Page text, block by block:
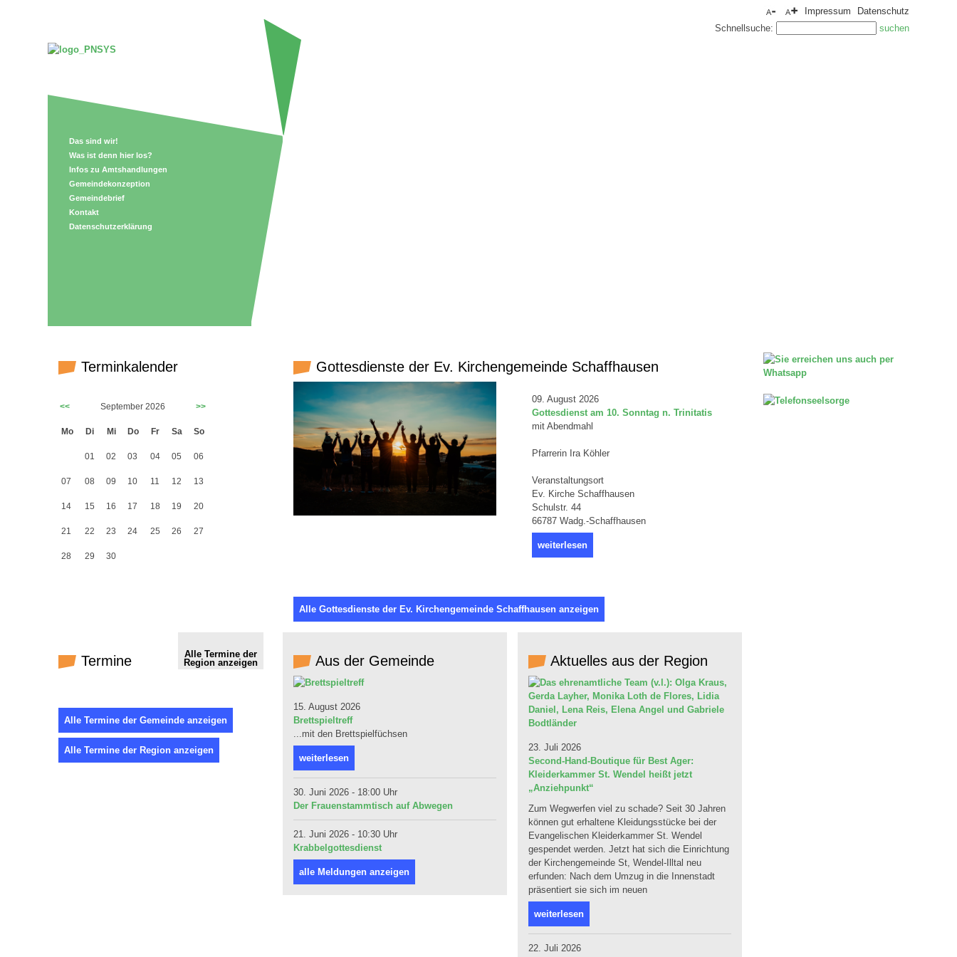
Das sind wir!
Was ist denn hier los?
Infos zu Amtshandlungen
Gemeindekonzeption
Gemeindebrief
Kontakt
Datenschutzerklärung
Impressum
Datenschutz
Schnellsuche:
Terminkalender
<< September 2026 >>
Mo Di Mi Do Fr Sa So
01 02 03 04 05 06
07 08 09 10 11 12 13
14 15 16 17 18 19 20
21 22 23 24 25 26 27
28 29 30
Gottesdienste der Ev. Kirchengemeinde Schaffhausen
09. August 2026
Gottesdienst am 10. Sonntag n. Trinitatis
mit Abendmahl
Pfarrerin Ira Köhler
Veranstaltungsort
Ev. Kirche Schaffhausen
Schulstr. 44
66787 Wadg.-Schaffhausen
weiterlesen
Alle Gottesdienste der Ev. Kirchengemeinde Schaffhausen anzeigen
Termine
Alle Termine der
Region anzeigen
Alle Termine der Gemeinde anzeigen
Alle Termine der Region anzeigen
Aus der Gemeinde
15. August 2026
Brettspieltreff
...mit den Brettspielfüchsen
weiterlesen
30. Juni 2026 - 18:00 Uhr
Der Frauenstammtisch auf Abwegen
21. Juni 2026 - 10:30 Uhr
Krabbelgottesdienst
alle Meldungen anzeigen
Aktuelles aus der Region
23. Juli 2026
Second-Hand-Boutique für Best Ager:
Kleiderkammer St. Wendel heißt jetzt
„Anziehpunkt“
Zum Wegwerfen viel zu schade? Seit 30 Jahren
können gut erhaltene Kleidungsstücke bei der
Evangelischen Kleiderkammer St. Wendel
gespendet werden. Jetzt hat sich die Einrichtung
der Kirchengemeinde St, Wendel-Illtal neu
erfunden: Nach dem Umzug in die Innenstadt
präsentiert sie sich im neuen
weiterlesen
22. Juli 2026